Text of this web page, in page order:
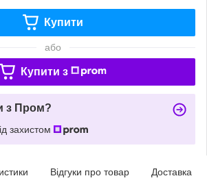
Купити
або
Купити з
з Пром?
захистом
Відгуки про товар Доставка